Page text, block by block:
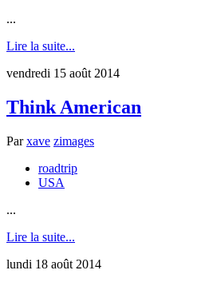
...
Lire la suite...
vendredi 15 août 2014
Think American
Parxave zimages
roadtrip
USA
...
Lire la suite...
lundi 18 août 2014